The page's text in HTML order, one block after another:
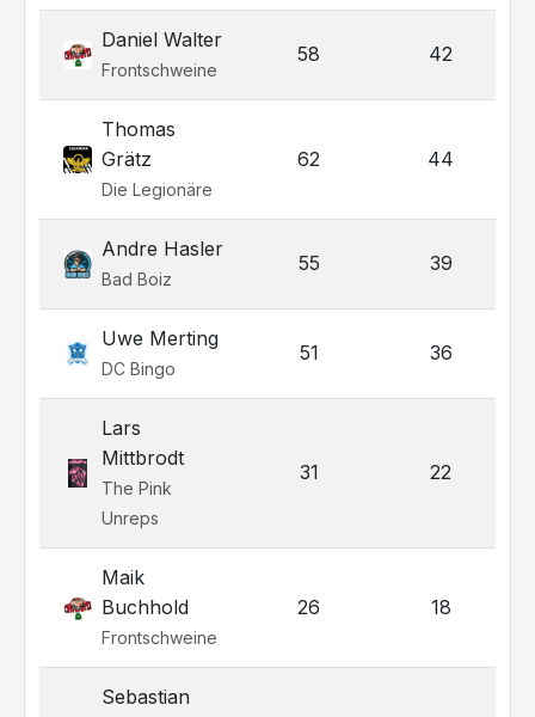
Daniel Walter
Frontschweine
58 42
Thomas
Grätz
Die Legionäre
62 44
Andre Hasler
Bad Boiz
55 39
Uwe Merting
DC Bingo
51 36
Lars
Mittbrodt
The Pink
Unreps
31 22
Maik
Buchhold
Frontschweine
26 18
Sebastian